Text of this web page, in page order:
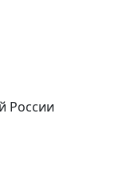
России